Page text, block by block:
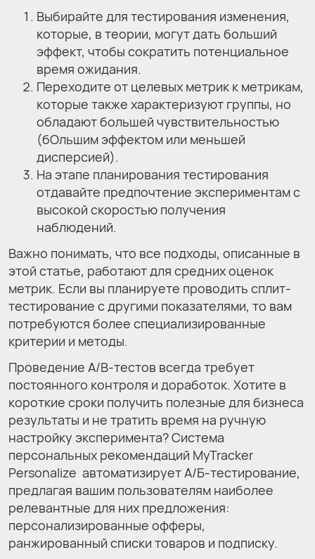
Выбирайте для тестирования изменения,
которые, в теории, могут дать больший
эффект, чтобы сократить потенциальное
время ожидания.
Переходите от целевых метрик к метрикам,
которые также характеризуют группы, но
обладают большей чувствительностью
(бОльшим эффектом или меньшей
дисперсией).
На этапе планирования тестирования
отдавайте предпочтение экспериментам с
высокой скоростью получения
наблюдений.
Важно понимать, что все подходы, описанные в
этой статье, работают для средних оценок
метрик. Если вы планируете проводить сплит-
тестирование с другими показателями, то вам
потребуются более специализированные
критерии и методы.
Проведение A/B-тестов всегда требует
постоянного контроля и доработок. Хотите в
короткие сроки получить полезные для бизнеса
результаты и не тратить время на ручную
настройку эксперимента? Система
персональных рекомендаций MyTracker
Personalize автоматизирует А/Б-тестирование,
предлагая вашим пользователям наиболее
релевантные для них предложения:
персонализированные офферы,
ранжированный списки товаров и подписку.